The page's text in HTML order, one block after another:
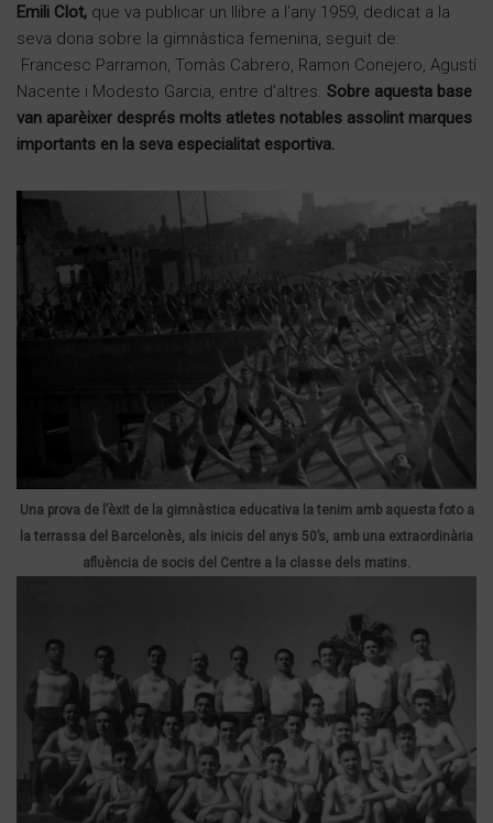
Emili Clot, que va publicar un llibre a l’any 1959, dedicat a la
seva dona sobre la gimnàstica femenina, seguit de:
Francesc Parramon, Tomàs Cabrero, Ramon Conejero, Agustí
Nacente i Modesto Garcia, entre d’altres. Sobre aquesta base
van aparèixer després molts atletes notables assolint marques
importants en la seva especialitat esportiva.
Una prova de l’èxit de la gimnàstica educativa la tenim amb aquesta foto a
la terrassa del Barcelonès, als inicis del anys 50’s, amb una extraordinària
afluència de socis del Centre a la classe dels matins.